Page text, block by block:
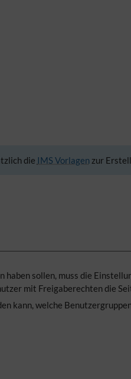
die IMS Vorlagen zur
sollen, muss die
mit Freigaberechten die
kann, welche